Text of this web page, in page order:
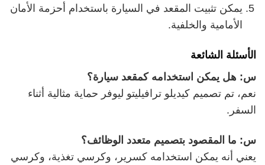
يمكن تثبيت المقعد في السيارة باستخدام أحزمة الأمان
الأمامية والخلفية.
الأسئلة الشائعة
س: هل يمكن استخدامه كمقعد سيارة؟
نعم، تم تصميم كيديلو ترافيليتو ليوفر حماية مثالية أثناء
السفر.
س: ما المقصود بتصميم متعدد الوظائف؟
يعني أنه يمكن استخدامه كسرير، وكرسي تغذية، وكرسي